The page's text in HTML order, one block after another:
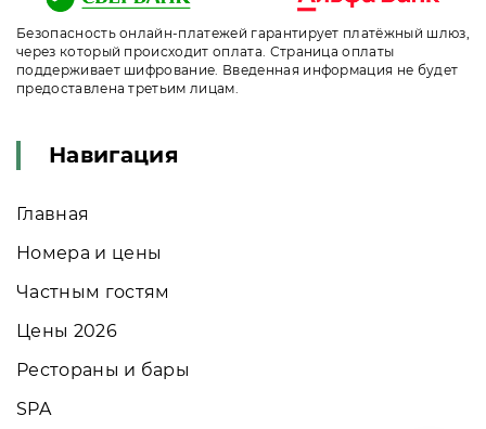
Безопасность онлайн-платежей гарантирует платёжный шлюз,
через который происходит оплата. Страница оплаты
поддерживает шифрование. Введенная информация не будет
предоставлена третьим лицам.
Навигация
Главная
Номера и цены
Частным гостям
Цены 2026
Рестораны и бары
SPA